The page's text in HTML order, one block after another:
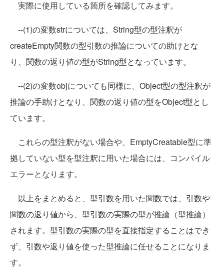
実際に使用している箇所を確認してみます。
--(1)の変数strについては、String型の型注釈が
createEmpty関数の型引数の推論についての助けとな
り、関数の返り値の型がString型となっています。
--(2)の変数objについても同様に、Object型の型注釈が
推論の手助けとなり、関数の返り値の型をObject型とし
ています。
これらの型注釈がない場合や、EmptyCreatable型に準
拠していない型を型注釈に用いた場合には、コンパイル
エラーとなります。
以上をまとめると、型引数を用いた関数では、引数や
関数の返り値から、型引数の実際の型が推論（型推論）
されます。型引数の実際の型を直接指定することはでき
ず、引数や返り値を使った型推論に任せることになりま
す。